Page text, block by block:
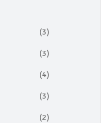
(3)
(3)
(4)
(3)
(2)